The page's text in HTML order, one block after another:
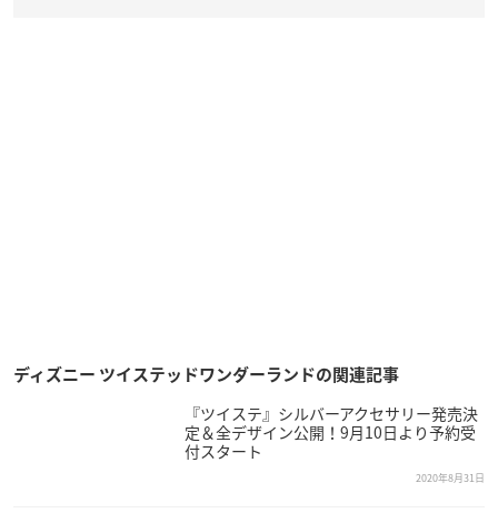
ディズニー ツイステッドワンダーランドの関連記事
『ツイステ』シルバーアクセサリー発売決
定＆全デザイン公開！9月10日より予約受
付スタート
2020年8月31日